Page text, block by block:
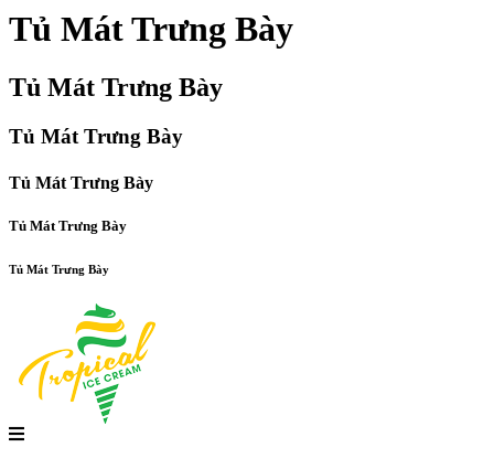
Tủ Mát Trưng Bày
Tủ Mát Trưng Bày
Tủ Mát Trưng Bày
Tủ Mát Trưng Bày
Tủ Mát Trưng Bày
Tủ Mát Trưng Bày